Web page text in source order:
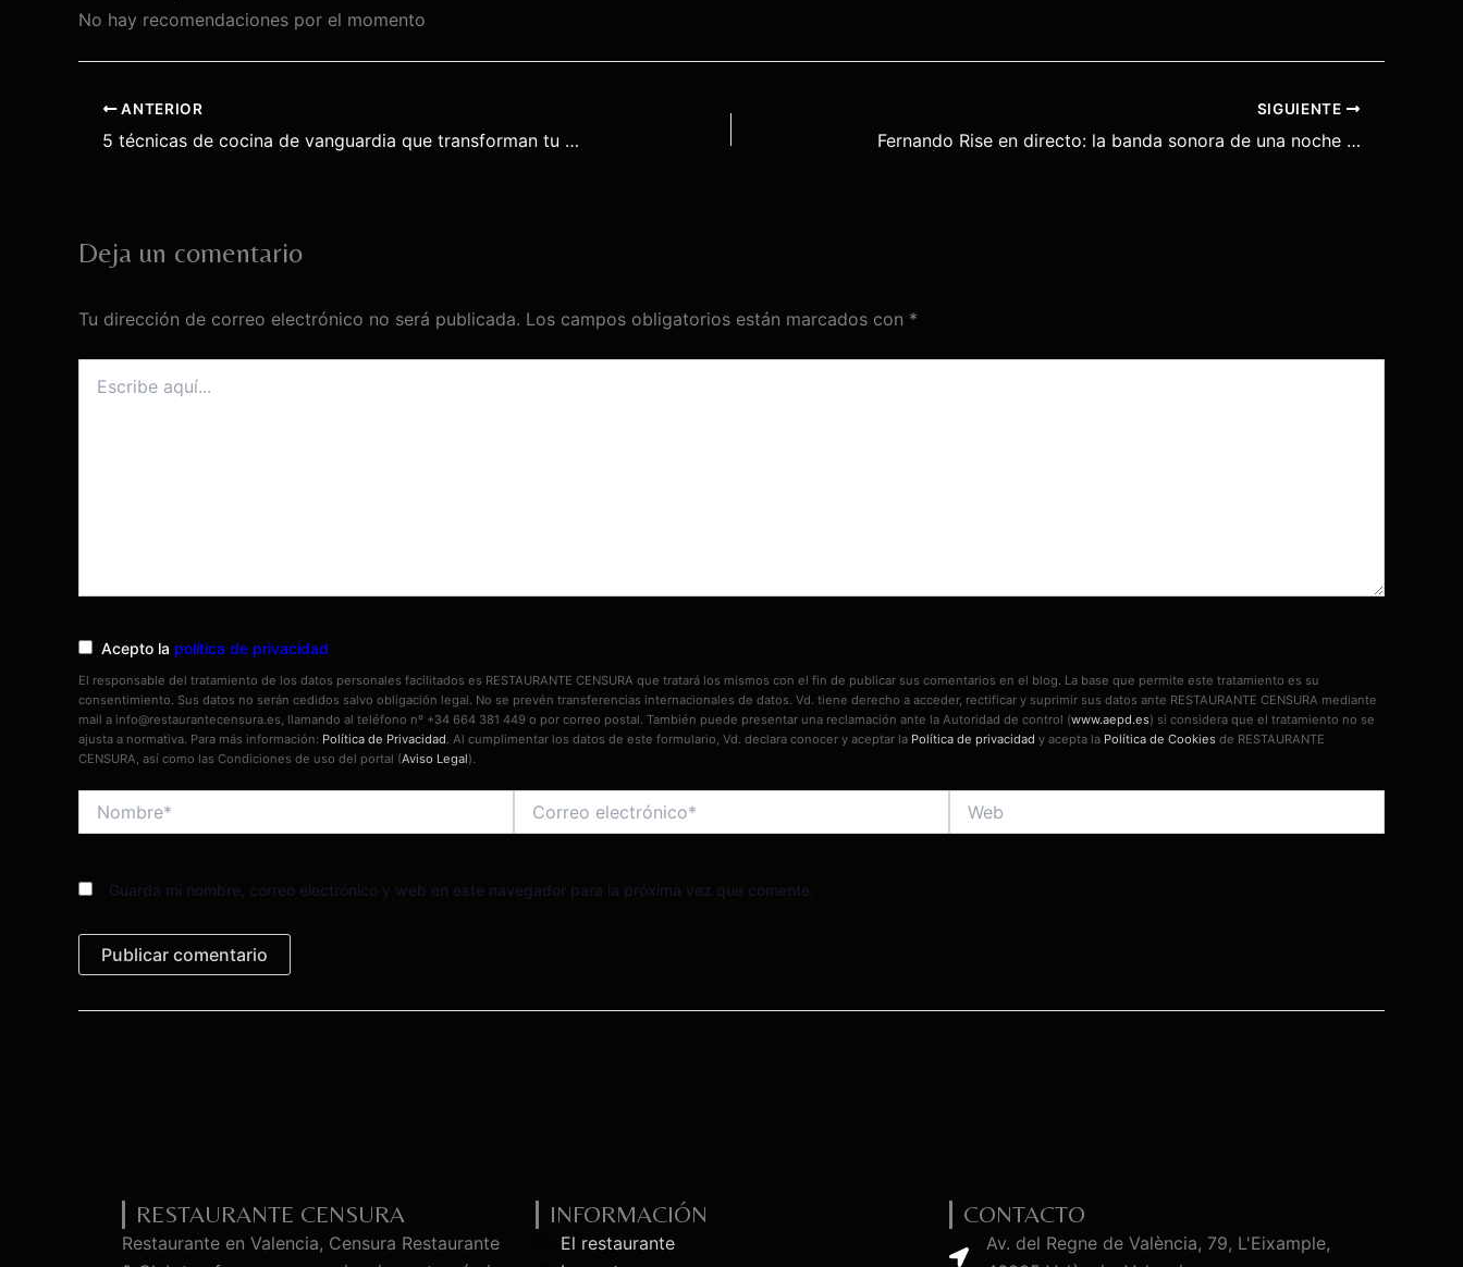
No hay recomendaciones por el momento
ANTERIOR
5 técnicas de cocina de vanguardia que transforman tu cena en un gastroshow
SIGUIENTE
Fernando Rise en directo: la banda sonora de una noche exclusiva el 24 de Enero 2026
Deja un comentario
Tu dirección de correo electrónico no será publicada. Los campos obligatorios están marcados con *
aquí...
Acepto la política de privacidad
El responsable del tratamiento de los datos personales facilitados es RESTAURANTE CENSURA que tratará los mismos con el fin de publicar sus comentarios en el blog. La base que permite este tratamiento es su
consentimiento. Sus datos no serán cedidos salvo obligación legal. No se prevén transferencias internacionales de datos. Vd. tiene derecho a acceder, rectificar y suprimir sus datos ante RESTAURANTE CENSURA mediante
mail a info@restaurantecensura.es, llamando al teléfono nº +34 664 381 449 o por correo postal. También puede presentar una reclamación ante la Autoridad de control (www.aepd.es) si considera que el tratamiento no se
ajusta a normativa. Para más información: Política de Privacidad. Al cumplimentar los datos de este formulario, Vd. declara conocer y aceptar la Política de privacidad y acepta la Política de Cookies de RESTAURANTE
CENSURA, así como las Condiciones de uso del portal (Aviso Legal).
electrónico*
Guarda mi nombre, correo electrónico y web en este navegador para la próxima vez que comente.
RESTAURANTE CENSURA
Restaurante en Valencia, Censura Restaurante
INFORMACIÓN
El restaurante
CONTACTO
Av. del Regne de València, 79, L'Eixample,